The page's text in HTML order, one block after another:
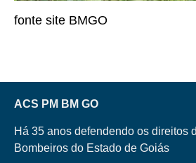
fonte site BMGO
ACS PM BM GO
Há 35 anos defendendo os direitos
Bombeiros do Estado de Goiás